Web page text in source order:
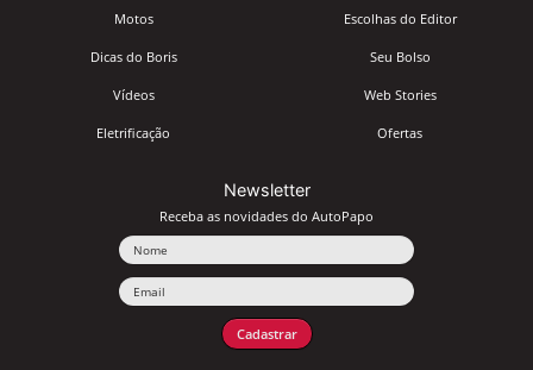
Motos
Dicas do Boris
Vídeos
Eletrificação
Escolhas do Editor
Seu Bolso
Web Stories
Ofertas
Newsletter
Receba as novidades do AutoPapo
Cadastrar